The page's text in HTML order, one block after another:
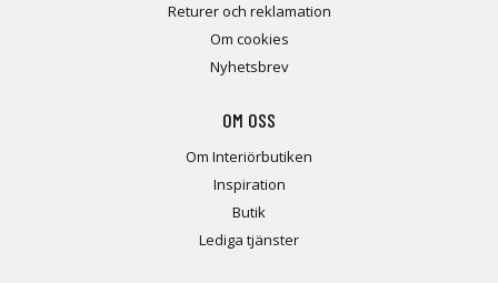
Returer och reklamation
Om cookies
Nyhetsbrev
OM OSS
Om Interiörbutiken
Inspiration
Butik
Lediga tjänster